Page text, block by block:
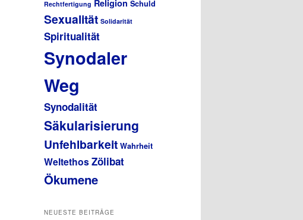
Rechtfertigung Religion Schuld
Sexualität Solidarität
Spiritualität
Synodaler
Weg
Synodalität
Säkularisierung
Unfehlbarkeit Wahrheit
WeltethosZölibat
Ökumene
NEUESTE BEITRÄGE